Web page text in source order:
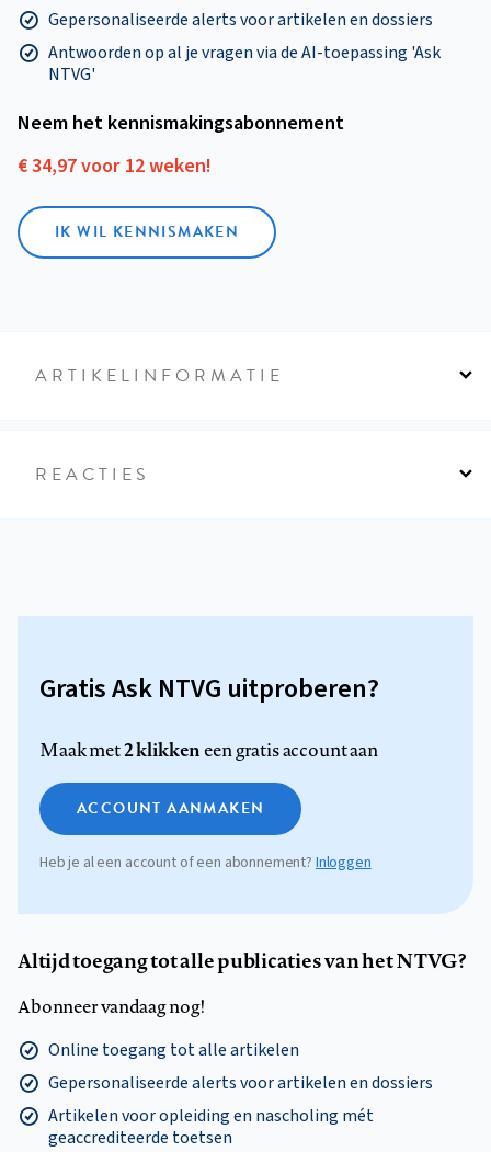
Gepersonaliseerde alerts voor artikelen en dossiers
Antwoorden op al je vragen via de AI-toepassing 'Ask
NTVG'
Neem het kennismakings­abonnement
€ 34,97 voor 12 weken!
IK WIL KENNISMAKEN
ARTIKELINFORMATIE
REACTIES
Gratis Ask NTVG uitproberen?
Maak met2 klikkeneen gratis account aan
ACCOUNT AANMAKEN
Heb je al een account of een abonnement?Inloggen
Altijd toegang tot alle publicaties van het NTVG?
Abonneer vandaag nog!
Online toegang tot alle artikelen
Gepersonaliseerde alerts voor artikelen en dossiers
Artikelen voor opleiding en nascholing mét
geaccrediteerde toetsen